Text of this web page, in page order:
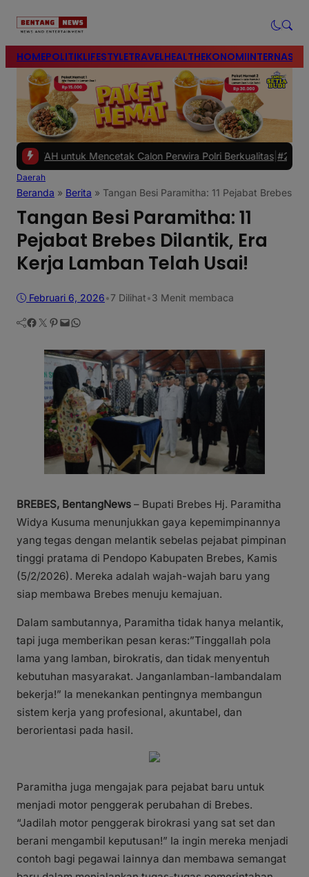
HOMEPOLITIKLIFESTYLETRAVELHEALTHEKONOMI
Mencetak Calon Perwira Polri Berkualitas| #2 -Polres
Daerah
Beranda » Berita » Tangan Besi Paramitha: 11 Pejabat Brebes
Tangan Besi Paramitha: 11
Pejabat Brebes Dilantik, Era
Kerja Lamban Telah Usai!
Februari 6, 2026•7 Dilihat•3 Menit membaca
Facebook Twitter Pinterest Mail WhatsApp
BREBES, BentangNews – Bupati Brebes Hj. Paramitha
Widya Kusuma menunjukkan gaya kepemimpinannya
yang tegas dengan melantik sebelas pejabat pimpinan
tinggi pratama di Pendopo Kabupaten Brebes, Kamis
(5/2/2026). Mereka adalah wajah-wajah baru yang
siap membawa Brebes menuju kemajuan.
Dalam sambutannya, Paramitha tidak hanya melantik,
tapi juga memberikan pesan keras:”Tinggallah pola
lama yang lamban, birokratis, dan tidak menyentuh
kebutuhan masyarakat. Janganlamban-lambandalam
bekerja!” Ia menekankan pentingnya membangun
sistem kerja yang profesional, akuntabel, dan
berorientasi pada hasil.
Paramitha juga mengajak para pejabat baru untuk
menjadi motor penggerak perubahan di Brebes.
“Jadilah motor penggerak birokrasi yang sat set dan
berani mengambil keputusan!” Ia ingin mereka menjadi
contoh bagi pegawai lainnya dan membawa semangat